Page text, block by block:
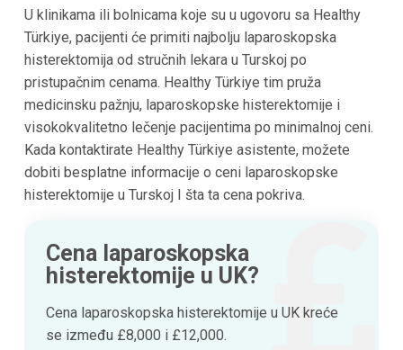
U klinikama ili bolnicama koje su u ugovoru sa Healthy
Türkiye, pacijenti će primiti najbolju laparoskopska
histerektomija od stručnih lekara u Turskoj po
pristupačnim cenama. Healthy Türkiye tim pruža
medicinsku pažnju, laparoskopske histerektomije i
visokokvalitetno lečenje pacijentima po minimalnoj ceni.
Kada kontaktirate Healthy Türkiye asistente, možete
dobiti besplatne informacije o ceni laparoskopske
histerektomije u Turskoj I šta ta cena pokriva.
Cena laparoskopska
histerektomije u UK?
Cena laparoskopska histerektomije u UK kreće
se između £8,000 i £12,000.